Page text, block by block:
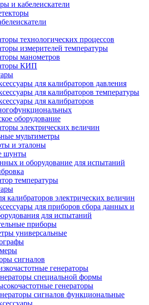
и кабелеискатели
технологических процессов
измерителей температуры
манометров
КИП
для калибраторов давления
для калибраторов температуры
для калибраторов
оборудование
электрических величин
мультиметры
и эталоны
шунты
и оборудование для испытаний
температуры
калибраторов электрических величин
для приборов сбора данных и
для испытаний
приборы
универсальные
сигналов
генераторы
специальной формы
генераторы
сигналов функциональные